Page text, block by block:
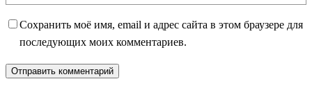
Сохранить моё имя, email и адрес сайта в этом браузере для
последующих моих комментариев.